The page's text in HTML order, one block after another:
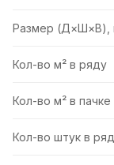
Размер (Д×Ш×В),
Кол-во м² в ряду
Кол-во м² в пачке
Кол-во штук в